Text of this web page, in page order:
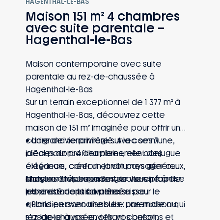
HAGENTHAL-LE-BAS
Maison 151 m² 4 chambres
avec suite parentale –
Hagenthal-le-Bas
Maison contemporaine avec suite
parentale au rez-de-chaussée à
Hagenthal-le-Bas
Sur un terrain exceptionnel de 1 377 m² à
Hagenthal-le-Bas, découvrez cette
maison de 151 m² imaginée pour offrir un
cadre de vie privilégié. Avec ses 7
pièces dont 4 chambres, elle conjugue
élégance, confort et volumes généreux,
dans un environnement recherché à
proximité de la frontière suisse.
• Un grand terrain rare sur la commune,
idéal pour profiter pleinement des
extérieurs, créer un jardin paysager ou
imaginer des espaces de vie en famille.
• Une conception pensée pour le
quotidien avec une suite parentale au
rez-de-chaussée, offrant confort,
Maisons Stéphane Berger vous propose
les prestations suivantes :
• Plans personnalisables : une maison qui
s’adapte à vos envies, vos besoins et